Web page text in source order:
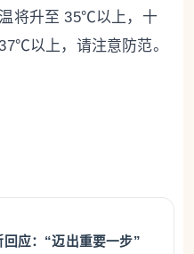
将升至 35℃以上，十
以上，请注意防范。
应：“迈出重要一步”